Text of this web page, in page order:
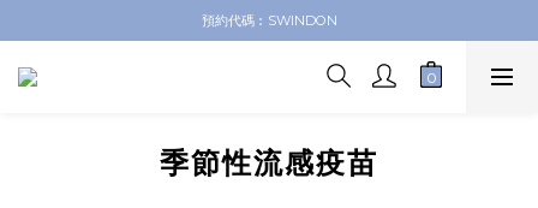
德信醫療 網上商店
預約代碼︰SWINDON
季節性流感疫苗